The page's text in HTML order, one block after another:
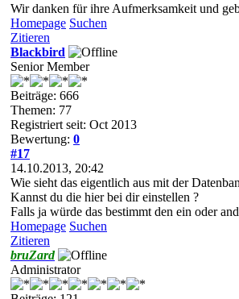
Wir danken für ihre Aufmerksamkeit und
Homepage Suchen
Zitieren
Blackbird
Senior Member
Beiträge: 666
Themen: 77
Registriert seit: Oct 2013
Bewertung: 0
#17
14.10.2013, 20:42
Wie sieht das eigentlich aus mit der
Kannst du die hier bei dir einstellen ?
Falls ja würde das bestimmt den ein oder
Homepage Suchen
Zitieren
bruZard
Administrator